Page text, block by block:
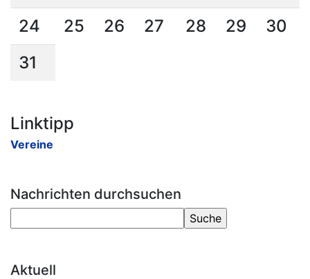
24
25 26 27 28 29
30
31
Linktipp
Vereine
Nachrichten durchsuchen
Aktuell